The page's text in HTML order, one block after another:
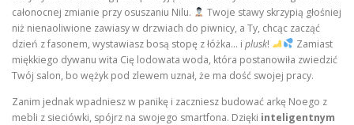
całonocnej zmianie przy osuszaniu Nilu.
Twoje stawy skrzypią głośniej
niż nienaoliwione zawiasy w drzwiach do piwnicy, a Ty, chcąc zacząć
dzień z fasonem, wystawiasz bosą stopę z łóżka… i plusk!
Zamiast
miękkiego dywanu wita Cię lodowata woda, która postanowiła zwiedzić
Twój salon, bo wężyk pod zlewem uznał, że ma dość swojej pracy.
Zanim jednak wpadniesz w panikę i zaczniesz budować arkę Noego z
mebli z sieciówki, spójrz na swojego smartfona. Dzięki inteligentnym